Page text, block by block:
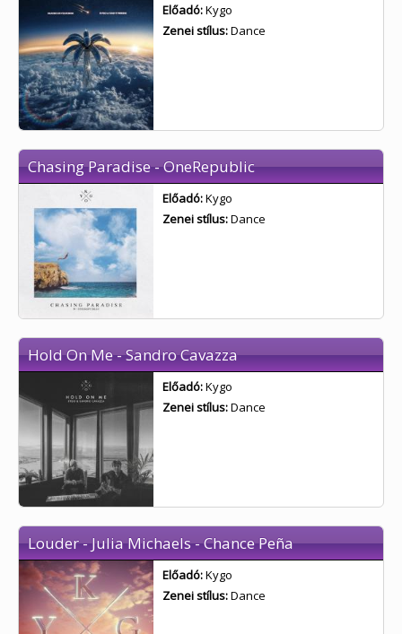
Előadó:Kygo
Zenei stílus:Dance
Chasing Paradise - OneRepublic
Előadó:Kygo
Zenei stílus:Dance
Hold On Me - Sandro Cavazza
Előadó:Kygo
Zenei stílus:Dance
Louder - Julia Michaels - Chance Peña
Előadó:Kygo
Zenei stílus:Dance